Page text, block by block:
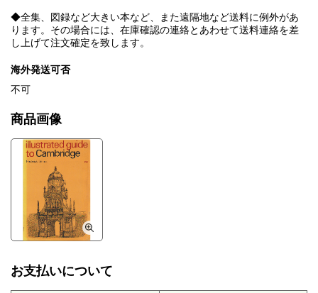
◆全集、図録など大きい本など、また遠隔地など送料に例外があ
ります。その場合には、在庫確認の連絡とあわせて送料連絡を差
し上げて注文確定を致します。
海外発送可否
不可
商品画像
お支払いについて